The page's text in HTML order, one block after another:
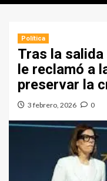
Política
Tras la salida
le reclamó a
preservar la
3 febrero, 2026 0